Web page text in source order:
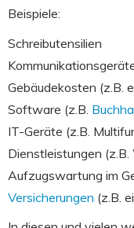
Beispiele:
Schreibutensilien
Gebäudekosten (z.B.
Software (z.B.
IT-Geräte (z.B.
Dienstleistungen
Aufzugswartung im
Versicherungen (z.B.